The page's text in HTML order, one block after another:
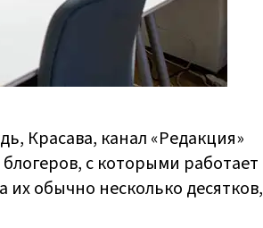
Красава, канал «Редакция»
с которыми работает
их обычно несколько десятков,